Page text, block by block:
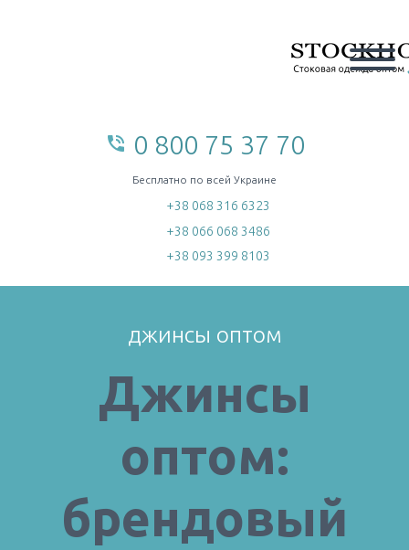
phone_in_talk 0 800 75 37 70
Бесплатно по всей Украине
+38 068 316 6323
+38 066 068 3486
+38 093 399 8103
джинсы оптом
Джинсы
оптом:
брендовый